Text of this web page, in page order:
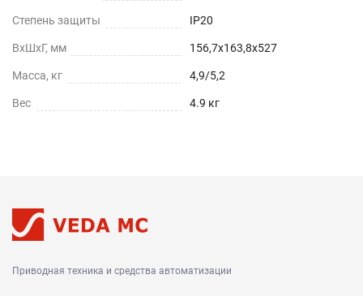
Степень защиты IP20
ВхШхГ, мм 156,7х163,8х527
Масса, кг 4,9/5,2
Вес 4.9 кг
Приводная техника и средства автоматизации